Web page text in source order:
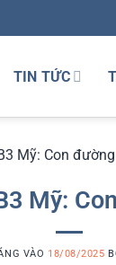
TIN TỨC
Mỹ: Con
Mỹ:
VÀO 18/08/2025